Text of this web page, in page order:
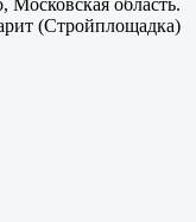
, Московская область.
(Стройплощадка)